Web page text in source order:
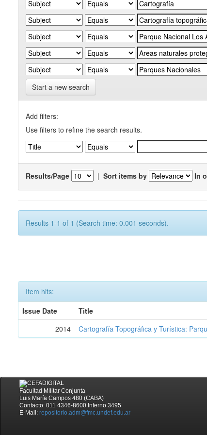
Start a new search
Add filters:
Use filters to refine the search results.
Results/Page | Sort items by In
Results 1-1 of 1 (Search time: 0.001 seconds).
Item hits:
Issue Date
Title
2014
Cartografía Topográfica y Turística:
Facultad Militar Conjunta
Luis María Campos 480 (CABA)
Contacto: 011 4346-8600 Interno 3495
E-Mail: repositorio.adm@fmc.undef.edu.ar